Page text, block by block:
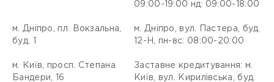
09:00-19:00 нд: 09:00-18:00
м. Дніпро, пл. Вокзальна,
буд. 1
м. Дніпро, вул. Пастера, буд.
12-Н, пн-вс: 08:00-20:00
м. Київ, просп. Степана
Бандери, 16
Заставне кредитування: м.
Київ, вул. Кирилівська, буд.